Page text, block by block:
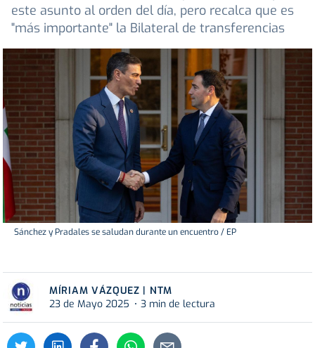
este asunto al orden del día, pero recalca que es
"más importante" la Bilateral de transferencias
Sánchez y Pradales se saludan durante un encuentro / EP
MÍRIAM VÁZQUEZ | NTM
23 de Mayo 2025
3 min de lectura